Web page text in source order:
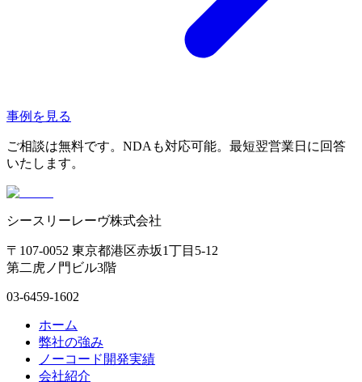
事例を見る
ご相談は無料です。NDAも対応可能。最短翌営業日に回答
いたします。
シースリーレーヴ株式会社
〒107-0052 東京都港区赤坂1丁目5-12
第二虎ノ門ビル3階
03-6459-1602
ホーム
弊社の強み
ノーコード開発実績
会社紹介